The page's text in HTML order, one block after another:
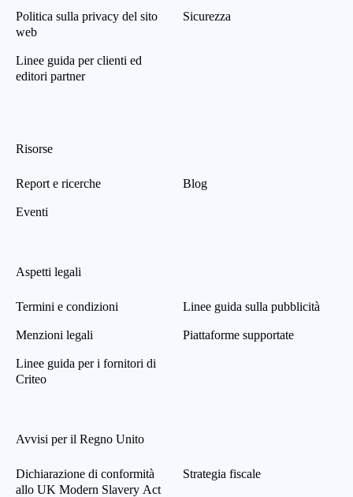
Politica sulla privacy del sito
web
Linee guida per clienti ed
editori partner
Sicurezza
Risorse
Report e ricerche
Eventi
Blog
Aspetti legali
Termini e condizioni
Menzioni legali
Linee guida per i fornitori di
Criteo
Linee guida sulla pubblicità
Piattaforme supportate
Avvisi per il Regno Unito
Dichiarazione di conformità
allo UK Modern Slavery Act
Strategia fiscale